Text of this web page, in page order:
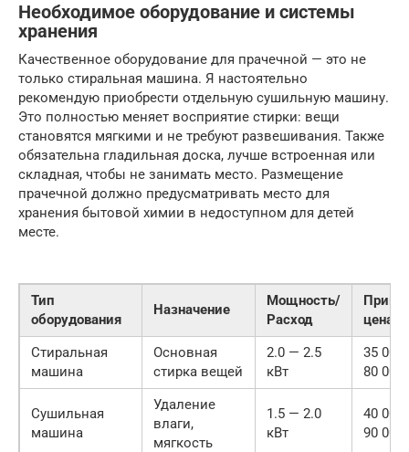
Необходимое оборудование и системы
хранения
Качественное оборудование для прачечной — это не
только стиральная машина. Я настоятельно
рекомендую приобрести отдельную сушильную машину.
Это полностью меняет восприятие стирки: вещи
становятся мягкими и не требуют развешивания. Также
обязательна гладильная доска, лучше встроенная или
складная, чтобы не занимать место. Размещение
прачечной должно предусматривать место для
хранения бытовой химии в недоступном для детей
месте.
Тип
оборудования
Назначение
Мощность/
Расход
цена
Стиральная
машина
Основная
стирка вещей
2.0 — 2.5
кВт
35
80 000
Сушильная
машина
Удаление
влаги,
мягкость
1.5 — 2.0
кВт
40
90 000